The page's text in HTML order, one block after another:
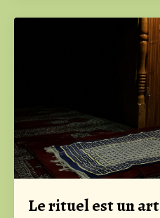
Le rituel est un art